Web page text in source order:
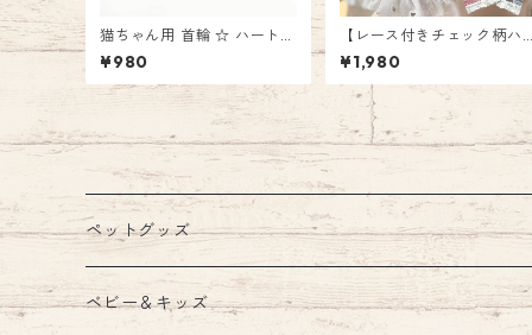
猫ちゃん用 首輪 ☆ ハートの
キラキラビジュー 安心な伸
縮タイプ 安全 鈴付き キャッ
ト ベロア調 ラインストーン
宝石 ペット 猫 ハート エミ
リースタイル emilystyle
¥980
【レース付きチェック柄ハ
ーネス】ハーネス 犬 ソフト
メッシュ パピー 高齢犬 か
いい おしゃれ お散歩 女の
簡単装着 ドッグ エミリース
タイル emilystyle
¥1,980
ペットグッズ
ウェア
ベビー＆キッズ